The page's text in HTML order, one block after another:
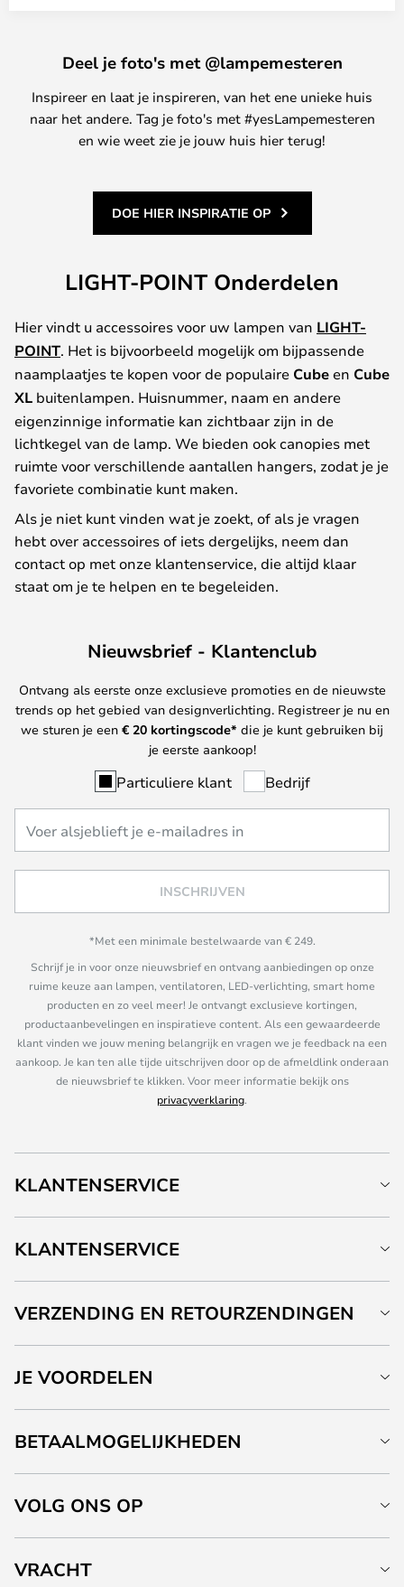
Deel je foto's met @lampemesteren
Inspireer en laat je inspireren, van het ene unieke huis
naar het andere. Tag je foto's met #yesLampemesteren
en wie weet zie je jouw huis hier terug!
DOE HIER INSPIRATIE OP
LIGHT-POINT Onderdelen
Hier vindt u accessoires voor uw lampen van LIGHT-
POINT. Het is bijvoorbeeld mogelijk om bijpassende
naamplaatjes te kopen voor de populaire Cubeen Cube
XL buitenlampen. Huisnummer, naam en andere
eigenzinnige informatie kan zichtbaar zijn in de
lichtkegel van de lamp. We bieden ook canopies met
ruimte voor verschillende aantallen hangers, zodat je je
favoriete combinatie kunt maken.
Als je niet kunt vinden wat je zoekt, of als je vragen
hebt over accessoires of iets dergelijks, neem dan
contact op met onze klantenservice, die altijd klaar
staat om je te helpen en te begeleiden.
Nieuwsbrief - Klantenclub
Ontvang als eerste onze exclusieve promoties en de nieuwste
trends op het gebied van designverlichting. Registreer je nu en
we sturen je een € 20 kortingscode* die je kunt gebruiken bij
je eerste aankoop!
Particuliere klant Bedrijf
INSCHRIJVEN
*Met een minimale bestelwaarde van € 249.
Schrijf je in voor onze nieuwsbrief en ontvang aanbiedingen op onze
ruime keuze aan lampen, ventilatoren, LED-verlichting, smart home
producten en zo veel meer! Je ontvangt exclusieve kortingen,
productaanbevelingen en inspiratieve content. Als een gewaardeerde
klant vinden we jouw mening belangrijk en vragen we je feedback na een
aankoop. Je kan ten alle tijde uitschrijven door op de afmeldlink onderaan
de nieuwsbrief te klikken. Voor meer informatie bekijk ons
privacyverklaring.
KLANTENSERVICE
KLANTENSERVICE
VERZENDING EN RETOURZENDINGEN
JE VOORDELEN
BETAALMOGELIJKHEDEN
VOLG ONS OP
VRACHT